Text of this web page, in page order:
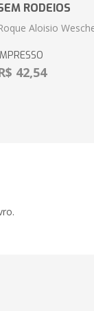
RODEIOS
Aloisio
42,54